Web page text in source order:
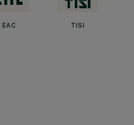
EAC TISI